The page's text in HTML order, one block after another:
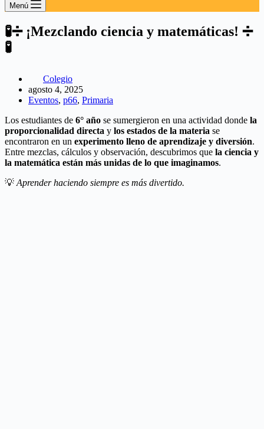
Menú
🧪➗ ¡Mezclando ciencia y matemáticas! ➗
🧪
Colegio
agosto 4, 2025
Eventos, p66, Primaria
Los estudiantes de 6° año se sumergieron en una actividad donde la
proporcionalidad directa y los estados de la materia se
encontraron en un experimento lleno de aprendizaje y diversión.
Entre mezclas, cálculos y observación, descubrimos que la ciencia y
la matemática están más unidas de lo que imaginamos.
💡 Aprender haciendo siempre es más divertido.